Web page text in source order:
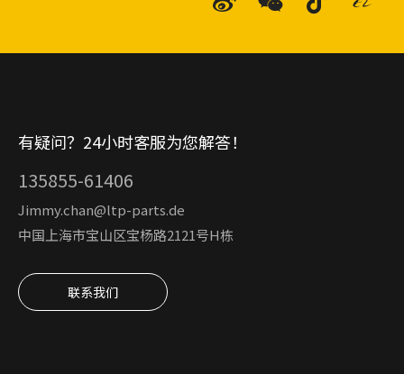
有疑问？24小时客服为您解答！
135855-61406
Jimmy.chan@ltp-parts.de
中国上海市宝山区宝杨路2121号H栋
联系我们